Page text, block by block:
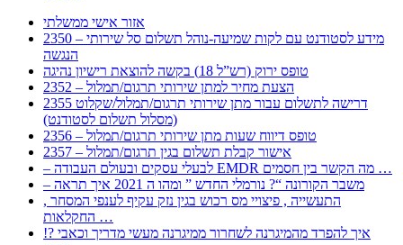
אזור אישי ממשלתי
2350 – מידע לסטודנט עם לקות שמיעה-נוהל תשלום סל שירותי
הנגשה
טופס ירוק (רש”ל 18) בקשה להוצאת רישיון נהיגה
2352 – הצעת מחיר למתן שירותי תרגום/תמלול
2355 דרישה לתשלום עבור מתן שירותי תרגום/תמלול/שקלוט
(מסלול תשלום לסטודנט)
2356 – טופס דיווח שעות מתן שירותי תרגום/תמלול
2357 – אישור קבלת תשלום בגין תרגום/תמלול
– לבעלי עסקים ובעולם העבודה EMDR מה הקשר בין חסמים …
– משבר הקורונה “? נורמלי החדש ” ומהו ה 2021 איך תראה
, התעשייה , פיצויי מס רכוש בגין נזק עקיף לענפי המסחר
החקלאות …
!? איך להפרד מהמיגרנה לשחרור ממיגרנה מעשי מדריך וכאבי